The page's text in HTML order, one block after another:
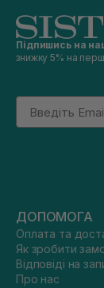
Підпишись на
знижку 5% на
Email
ДОПОМОГА
Оплата та
Як зробити
Відповіді на
Про нас